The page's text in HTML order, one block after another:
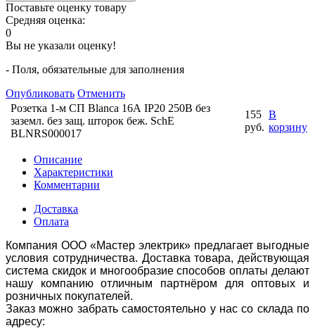
Поставьте оценку товару
Средняя оценка:
0
Вы не указали оценку!
- Поля, обязательные для заполнения
Опубликовать Отменить
Розетка 1-м СП Blanca 16А IP20 250В без
заземл. без защ. шторок беж. SchE
BLNRS000017
155
руб.
В
корзину
Описание
Характеристики
Комментарии
Доставка
Оплата
Компания ООО «Мастер электрик» предлагает выгодные
условия сотрудничества. Доставка товара, действующая
система скидок и многообразие способов оплаты делают
нашу компанию отличным партнёром для оптовых и
розничных покупателей.
Заказ можно забрать самостоятельно у нас со склада по
адресу: